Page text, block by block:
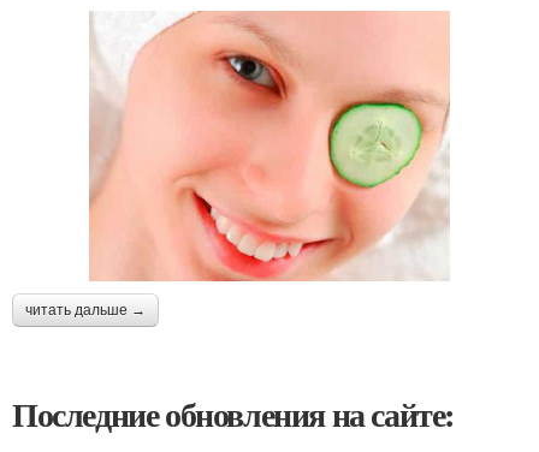
читать дальше →
Последние обновления на сайте: